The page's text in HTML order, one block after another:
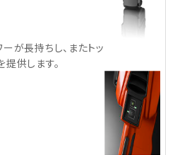
が長持ちし、またトッ
供します。